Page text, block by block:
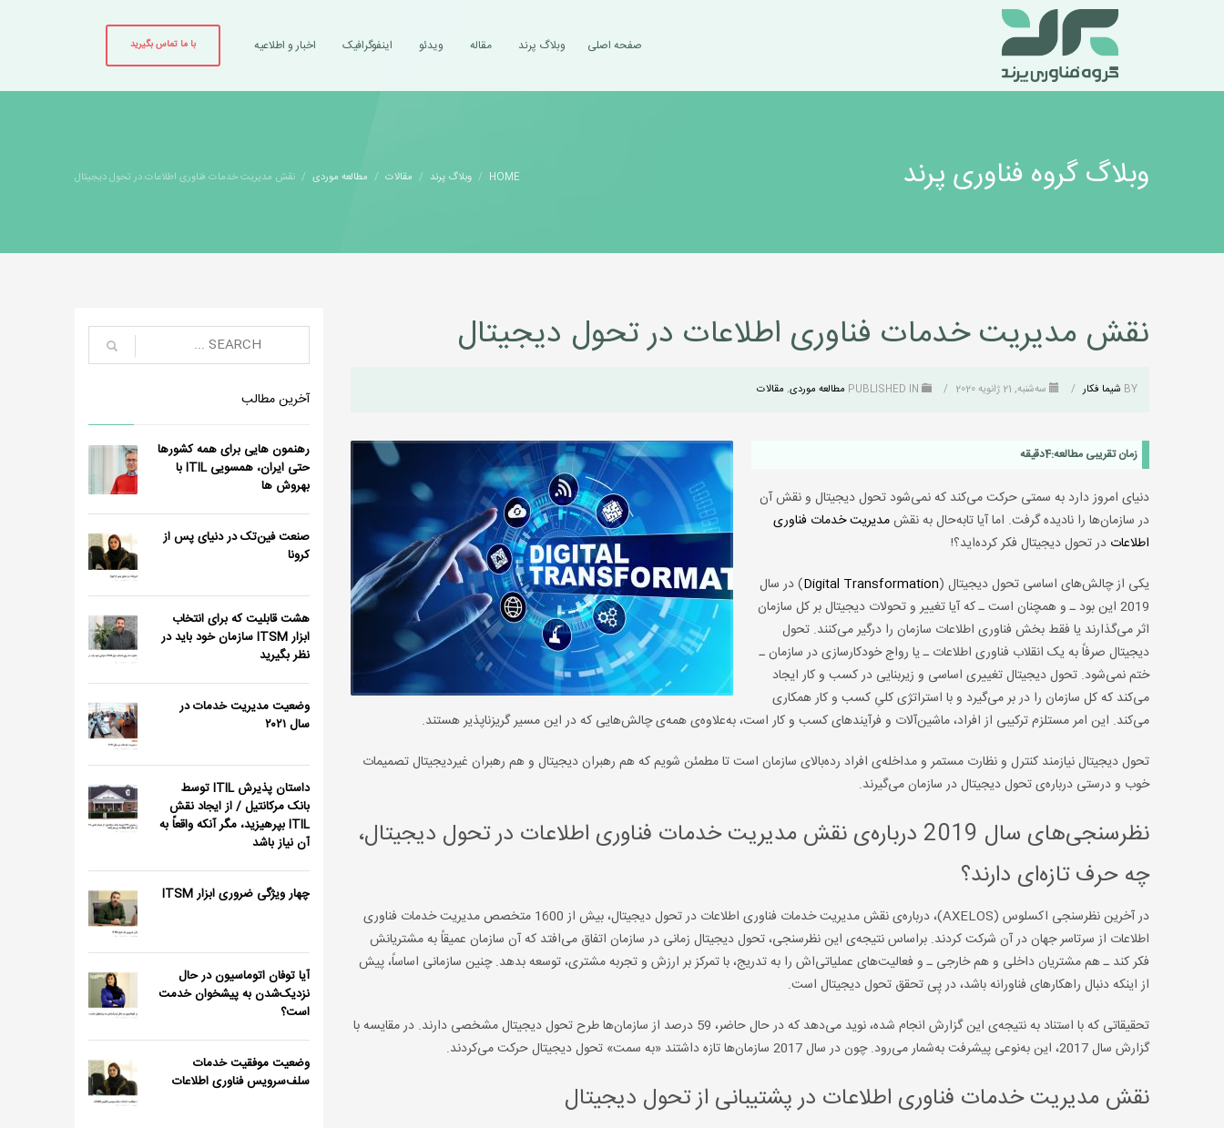
صفحه اصلی وبلاگ پرند مقاله ویدئو اینفوگرافیک اخبار و اطلاعیه با ما تماس بگیرید
HOME وبلاگ پرند مقالات مطالعه موردی نقش مدیریت خدمات فناوری اطلاعات در تحول دیجیتال وبلاگ گروه فناوری پرند
نقش مدیریت خدمات فناوری اطلاعات در تحول دیجیتال
BY شیما فکار / سه‌شنبه, 21 ژانویه 2020 / مطالعه موردی, مقالات
زمان تقریبی مطالعه:4دقیقه
دنیای امروز دارد به سمتی حرکت می‌کند که نمی‌شود تحول دیجیتال و نقش آن
در سازمان‌ها را نادیده گرفت. اما آیا تابه‌حال به نقشمدیریت خدمات فناوری
اطلاعات در تحول دیجیتال فکر کرده‌اید؟!
یکی از چالش‌های اساسی تحول دیجیتال (Digital Transformation) در سال
2019 این بود ـ و همچنان است ـ که آیا تغییر و تحولات دیجیتال بر کل سازمان
اثر می‌گذارند یا فقط بخش فناوری اطلاعات سازمان را درگیر می‌کنند. تحول
دیجیتال صرفاً به یک انقلاب فناوری اطلاعات ـ یا رواج خودکارسازی در سازمان ـ
ختم نمی‌شود. تحول دیجیتال تغییری اساسی و زیربنایی در کسب و کار ایجاد
می‌کند که کل سازمان را در بر می‌گیرد و با استراتژی کلیِ کسب و کار همکاری
می‌کند. این امر مستلزم ترکیبی از افراد، ماشین‌آلات و فرآیندهای کسب و کار است، به‌علاوه‌ی همه‌ی چالش‌هایی که در این مسیر گریزناپذیر هستند.
تحول دیجیتال نیازمند کنترل و نظارت مستمر و مداخله‌ی افراد رده‌بالای سازمان است تا مطمئن شویم که هم رهبران دیجیتال و هم رهبران غیردیجیتال تصمیمات
خوب و درستی درباره‌ی تحول دیجیتال در سازمان می‌گیرند.
نظرسنجی‌های سال 2019 درباره‌ی نقش مدیریت خدمات فناوری اطلاعات در تحول دیجیتال،
چه حرف تازه‌ای دارند؟
در آخرین نظرسنجی اکسلوس (AXELOS)، درباره‌ی نقش مدیریت خدمات فناوری اطلاعات در تحول دیجیتال، بیش از 1600 متخصص مدیریت خدمات فناوری
اطلاعات از سرتاسر جهان در آن شرکت کردند. براساس نتیجه‌ی این نظرسنجی، تحول دیجیتال زمانی در سازمان اتفاق می‌افتد که آن سازمان عمیقاً به مشتریانش
فکر ‌کند ـ هم مشتریان داخلی و هم خارجی ـ و فعالیت‌های عملیاتی‌اش را به تدریج، با تمرکز بر ارزش و تجربه مشتری، توسعه بدهد. چنین سازمانی اساساً، پیش
از اینکه دنبال راهکارهای فناورانه باشد، در پِی تحقق تحول دیجیتال است.
تحقیقاتی که با استناد به نتیجه‌ی این گزارش‌ انجام شده، نوید می‌دهد که در حال حاضر، 59 درصد از سازمان‌ها طرح تحول دیجیتال مشخصی دارند. در مقایسه با
گزارش سال 2017، این به‌نوعی پیشرفت به‌شمار می‌رود. چون در سال 2017 سازمان‌ها تازه داشتند «به سمت» تحول دیجیتال حرکت می‌کردند.
نقش مدیریت خدمات فناوری اطلاعات در پشتیبانی از تحول دیجیتال
آخرین مطالب
رهنمون هایی برای همه کشورها
حتی ایران، همسویی ITIL با
بهروش ها
صنعت فین‌تک در دنیای پس از
کرونا
هشت قابلیت که برای انتخاب
ابزار ITSM سازمان خود باید در
نظر بگیرید
وضعیت مدیریت خدمات در
سال ٢٠٢١
داستان پذیرش ITIL توسط
بانک مرکانتیل / از ایجاد نقش
ITIL بپرهیزید، مگر آنکه واقعاً به
آن نیاز باشد
چهار ویژگی ضروری ابزار ITSM
آیا توفان اتوماسیون در حال
نزدیک‌شدن به پیشخوان خدمت
است؟
وضعیت موفقیت خدمات
سلف‌سرویس فناوری اطلاعات